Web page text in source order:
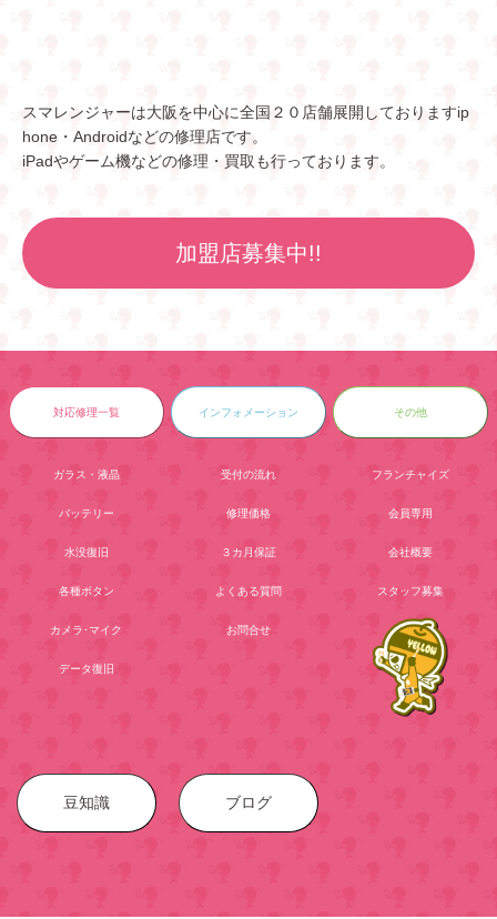
スマレンジャーは大阪を中心に全国２０店舗展開しておりますip
hone・Androidなどの修理店です。
iPadやゲーム機などの修理・買取も行っております。
加盟店募集中!!
対応修理一覧
ガラス・液晶
バッテリー
水没復旧
各種ボタン
カメラ･マイク
データ復旧
インフォメーション
受付の流れ
修理価格
３カ月保証
よくある質問
お問合せ
その他
フランチャイズ
会員専用
会社概要
スタッフ募集
豆知識 ブログ